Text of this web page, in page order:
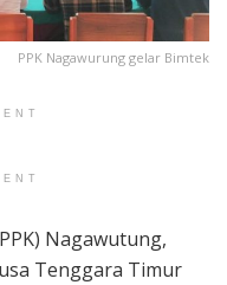
PPK Nagawurung gelar Bimtek
Nagawutung,
Tenggara Timur